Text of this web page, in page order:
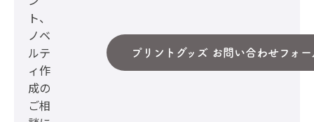
ト、
ノベ
ルテ
ィ作
成の
ご相
プリントグッズ お問い合わせフォー